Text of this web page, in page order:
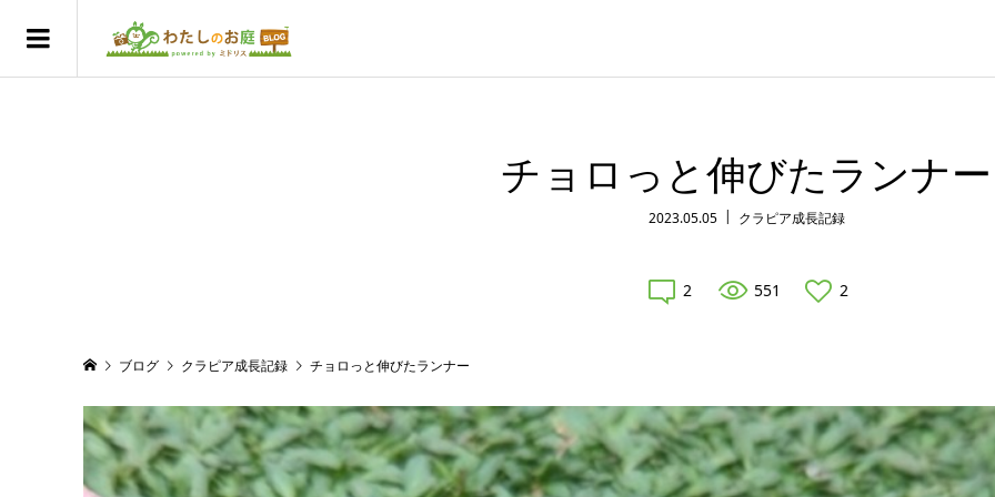
チョロっと伸びたランナー
2023.05.05 クラピア成長記録
2 551 2
ブログ クラピア成長記録 チョロっと伸びたランナー